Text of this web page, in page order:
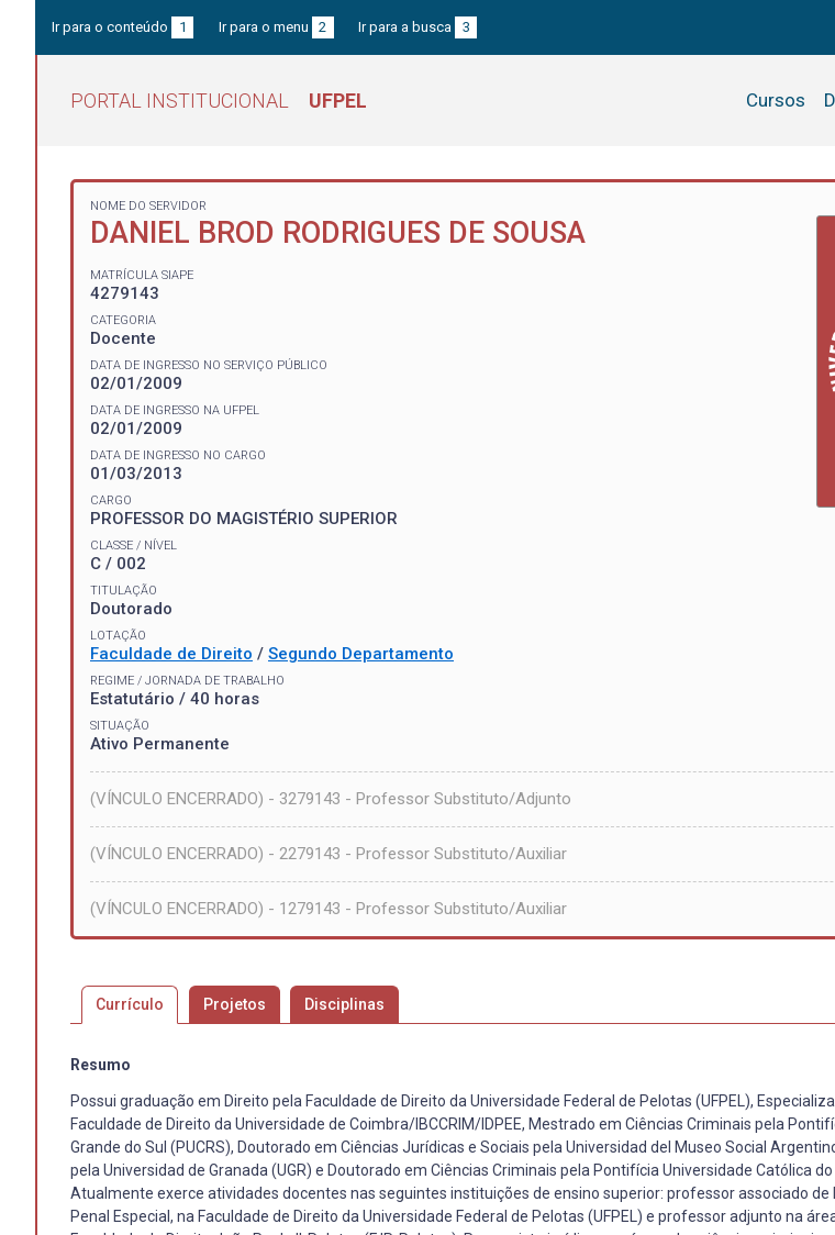
Ir para o conteúdo 1 Ir para o menu 2 Ir para a busca 3
PORTAL INSTITUCIONAL UFPEL Cursos
NOME DO SERVIDOR
DANIEL BROD RODRIGUES DE SOUSA
MATRÍCULA SIAPE
4279143
CATEGORIA
Docente
DATA DE INGRESSO NO SERVIÇO PÚBLICO
02/01/2009
DATA DE INGRESSO NA UFPEL
02/01/2009
DATA DE INGRESSO NO CARGO
01/03/2013
CARGO
PROFESSOR DO MAGISTÉRIO SUPERIOR
CLASSE / NÍVEL
C / 002
TITULAÇÃO
Doutorado
LOTAÇÃO
Faculdade de Direito / Segundo Departamento
REGIME / JORNADA DE TRABALHO
Estatutário / 40 horas
SITUAÇÃO
Ativo Permanente
(VÍNCULO ENCERRADO) - 3279143 - Professor Substituto/Adjunto
(VÍNCULO ENCERRADO) - 2279143 - Professor Substituto/Auxiliar
(VÍNCULO ENCERRADO) - 1279143 - Professor Substituto/Auxiliar
Currículo Projetos Disciplinas
Resumo
Possui graduação em Direito pela Faculdade de Direito da Universidade Federal de Pelotas (UFPEL),
Faculdade de Direito da Universidade de Coimbra/IBCCRIM/IDPEE, Mestrado em Ciências Criminais pela
Grande do Sul (PUCRS), Doutorado em Ciências Jurídicas e Sociais pela Universidad del Museo Social
pela Universidad de Granada (UGR) e Doutorado em Ciências Criminais pela Pontifícia Universidade Católica do
Atualmente exerce atividades docentes nas seguintes instituições de ensino superior: professor associado de
Penal Especial, na Faculdade de Direito da Universidade Federal de Pelotas (UFPEL) e professor adjunto na